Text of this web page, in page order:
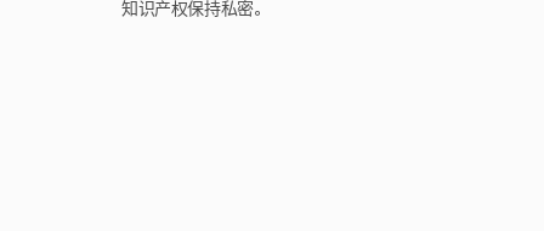
知识产权保持私密。